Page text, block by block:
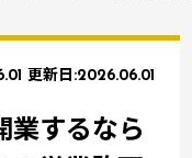
更新日:2026.06.01
業するなら